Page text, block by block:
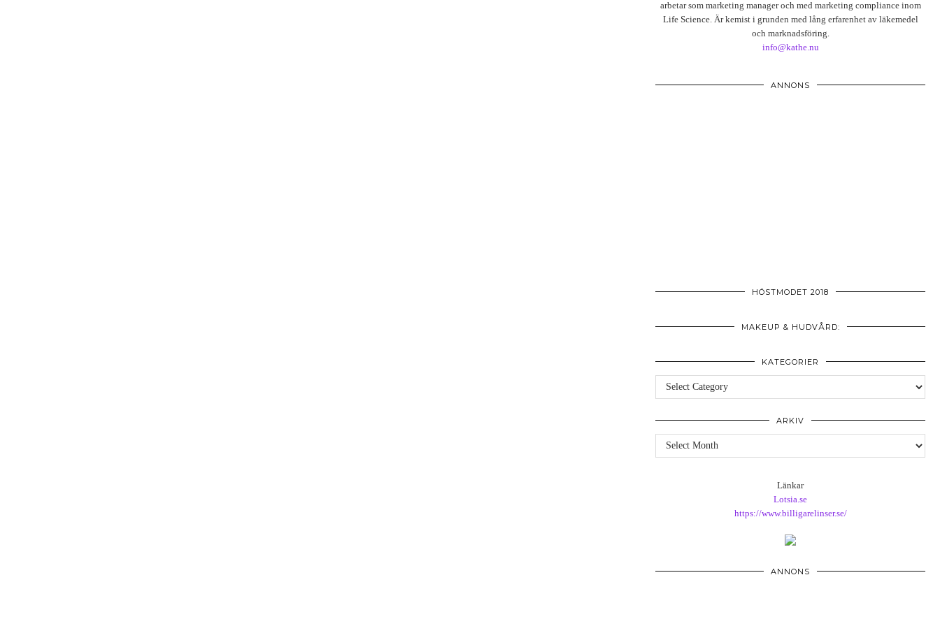
arbetar som marketing manager och med marketing compliance inom
Life Science. Är kemist i grunden med lång erfarenhet av läkemedel
och marknadsföring.
info@kathe.nu
ANNONS
HÖSTMODET 2018
MAKEUP & HUDVÅRD:
KATEGORIER
Kategorier
ARKIV
Arkiv
Länkar
Lotsia.se
https://www.billigarelinser.se/
ANNONS